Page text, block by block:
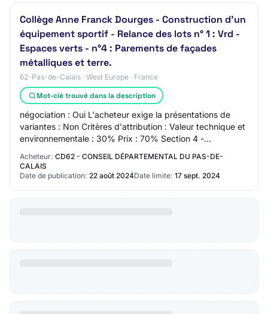
Collège Anne Franck Dourges - Construction d'un
équipement sportif - Relance des lots n° 1 : Vrd -
Espaces verts - n°4 : Parements de façades
métalliques et terre.
62-Pas-de-Calais · West Europe · France
Mot-clé trouvé dans la description
négociation : Oui L'acheteur exige la présentations de
variantes : Non Critères d'attribution : Valeur technique et
environnementale : 30% Prix : 70% Section 4 -
Identification du marché Intitulé du…
Acheteur: CD62 - CONSEIL DÉPARTEMENTAL DU PAS-DE-
CALAIS
Date de publication: 22 août 2024Date limite: 17 sept. 2024